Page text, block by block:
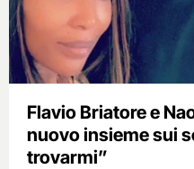
Flavio Briatore e
nuovo insieme sui
trovarmi”